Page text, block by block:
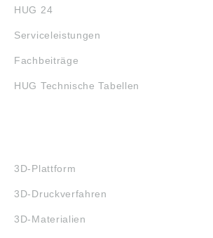
HUG 24
Serviceleistungen
Fachbeiträge
HUG Technische Tabellen
3D-Plattform
3D-Druckverfahren
3D-Materialien